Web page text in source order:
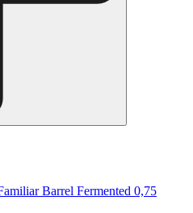
Barrel Fermented 0,75